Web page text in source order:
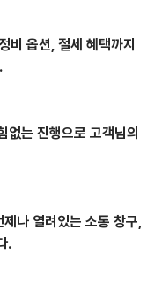
비 옵션, 절세 혜택까지
는 진행으로 고객님의
나 열려있는 소통 창구,
.